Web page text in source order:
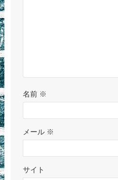
名前 ※
メール ※
サイト